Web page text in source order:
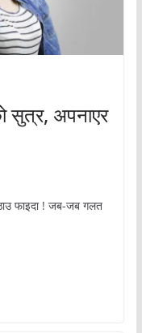
सुत्र, अपनाएर
फाइदा ! जब-जब गलत